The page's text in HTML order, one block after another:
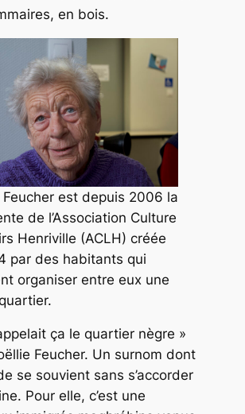
en bois.
Feucher est depuis 2006 la
de l’Association Culture
Henriville (ACLH) créée
par des habitants qui
organiser entre eux une
ça le quartier nègre »
Feucher. Un surnom dont
se souvient sans s’accorder
Pour elle, c’est une